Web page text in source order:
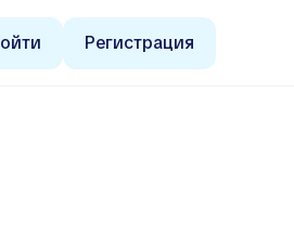
Войти Регистрация